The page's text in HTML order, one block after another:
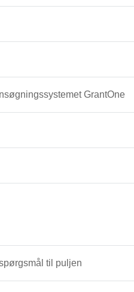
GrantOne
til puljen